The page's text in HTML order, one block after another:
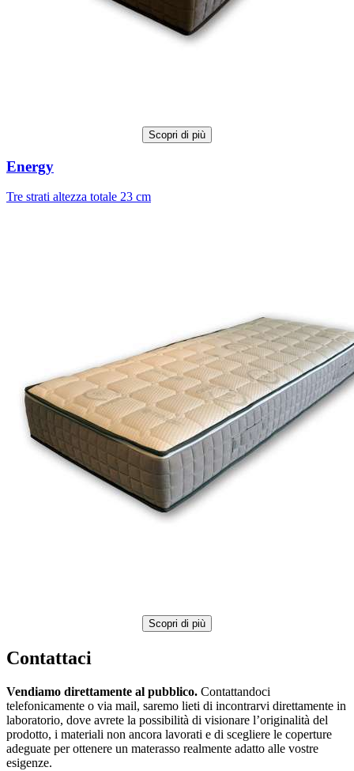
Scopri di più
Energy
Tre strati altezza totale 23 cm
Scopri di più
Contattaci
Vendiamo direttamente al pubblico. Contattandoci
telefonicamente o via mail, saremo lieti di incontrarvi direttamente in
laboratorio, dove avrete la possibilità di visionare l’originalità del
prodotto, i materiali non ancora lavorati e di scegliere le coperture
adeguate per ottenere un materasso realmente adatto alle vostre
esigenze.